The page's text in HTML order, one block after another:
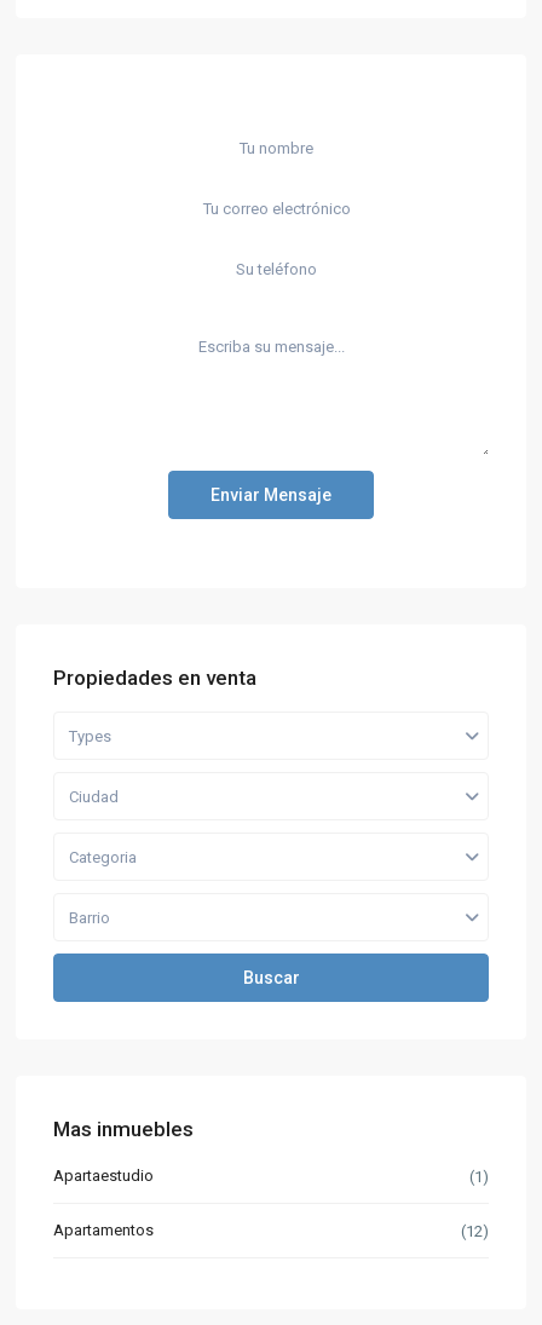
Enviar Mensaje
Propiedades en venta
Types
Ciudad
Categoria
Barrio
Buscar
Mas inmuebles
Apartaestudio (1)
Apartamentos (12)